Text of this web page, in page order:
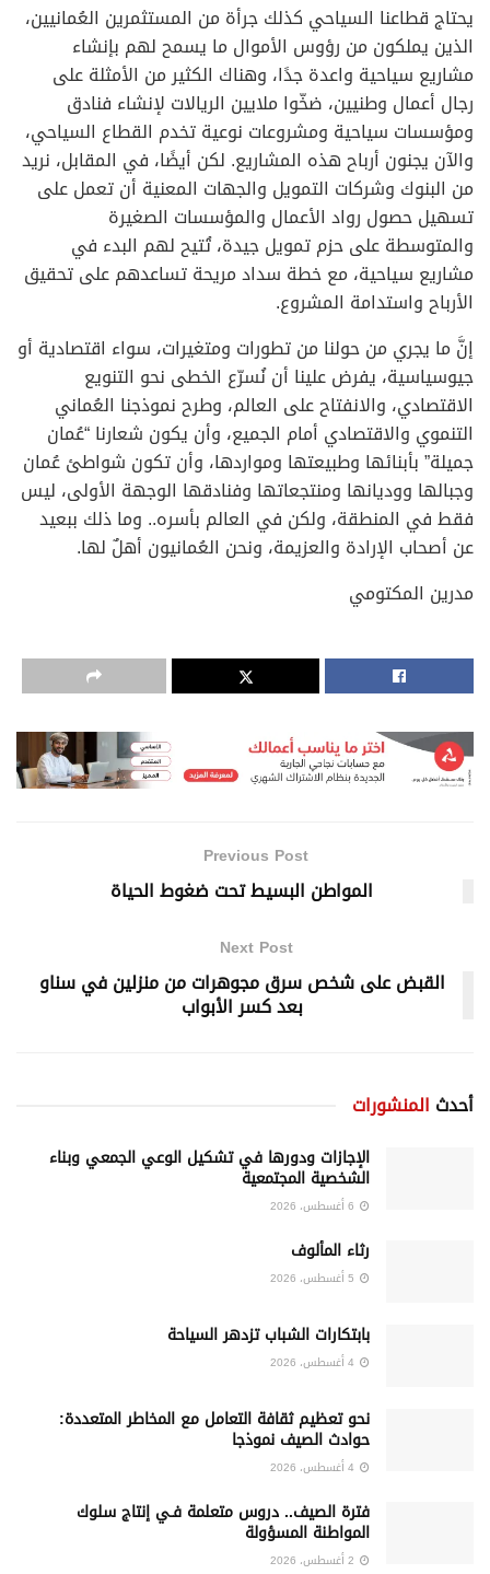
يحتاج قطاعنا السياحي كذلك جرأة من المستثمرين العُمانيين،
الذين يملكون من رؤوس الأموال ما يسمح لهم بإنشاء
مشاريع سياحية واعدة جدًا، وهناك الكثير من الأمثلة على
رجال أعمال وطنيين، ضخّوا ملايين الريالات لإنشاء فنادق
ومؤسسات سياحية ومشروعات نوعية تخدم القطاع السياحي،
والآن يجنون أرباح هذه المشاريع. لكن أيضًا، في المقابل، نريد
من البنوك وشركات التمويل والجهات المعنية أن تعمل على
تسهيل حصول رواد الأعمال والمؤسسات الصغيرة
والمتوسطة على حزم تمويل جيدة، تُتيح لهم البدء في
مشاريع سياحية، مع خطة سداد مريحة تساعدهم على تحقيق
الأرباح واستدامة المشروع.
إنَّ ما يجري من حولنا من تطورات ومتغيرات، سواء اقتصادية أو
جيوسياسية، يفرض علينا أن نُسرّع الخطى نحو التنويع
الاقتصادي، والانفتاح على العالم، وطرح نموذجنا العُماني
التنموي والاقتصادي أمام الجميع، وأن يكون شعارنا “عُمان
جميلة” بأبنائها وطبيعتها ومواردها، وأن تكون شواطئ عُمان
وجبالها ووديانها ومنتجعاتها وفنادقها الوجهة الأولى، ليس
فقط في المنطقة، ولكن في العالم بأسره.. وما ذلك ببعيد
عن أصحاب الإرادة والعزيمة، ونحن العُمانيون أهلٌ لها.
مدرين المكتومي
Previous Post
المواطن البسيط تحت ضغوط الحياة
Next Post
القبض على شخص سرق مجوهرات من منزلين في سناو
بعد كسر الأبواب
أحدث المنشورات
الإجازات ودورها في تشكيل الوعي الجمعي وبناء
الشخصية المجتمعية
رثاء المألوف
بابتكارات الشباب تزدهر السياحة
نحو تعظيم ثقافة التعامل مع المخاطر المتعددة:
حوادث الصيف نموذجا
فترة الصيف.. دروس متعلمة فـي إنتاج سلوك
المواطنة المسؤولة